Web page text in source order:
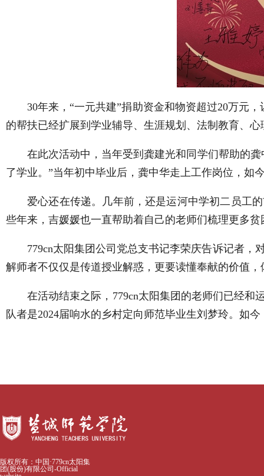
30年来，“一元共建”捐助资金和物资超过20万元
的帮扶已经扩展到学业辅导、生涯规划、法制教育、
在此次活动中，当年受到龚建光和同学们帮助的
了学业。”当年初中毕业后，龚中华走上工作岗位，
爱心还在传递。几年前，还是运河中学初二员工
些年来，吉媛媛也一直帮助着自己的老师们梳理更多
779cn太阳集团公司党总支书记李荣庆告诉记者
解师者不仅仅是传道授业解惑，更要读懂奉献的价值
在活动结束之际，779cn太阳集团的老师们已经
队者是2024届响水的乡村定向师范毕业生刘梦玲。如
版权所有：中国·779cn太阳集
团(股份)有限公司-Official